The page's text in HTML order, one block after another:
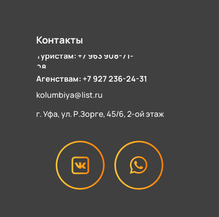
Контакты
Туристам: +7 963 908-71-
08
Агенствам: +7 927 236-24-31
г. Уфа, ул. Р.Зорге, 45/6, 2-ой этаж
kolumbiya@list.ru